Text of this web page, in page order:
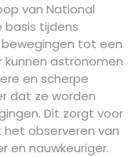
van National
tijdens
tot een
kunnen astronomen
en scherpe
dat ze worden
Dit zorgt voor
observeren van
en nauwkeuriger.